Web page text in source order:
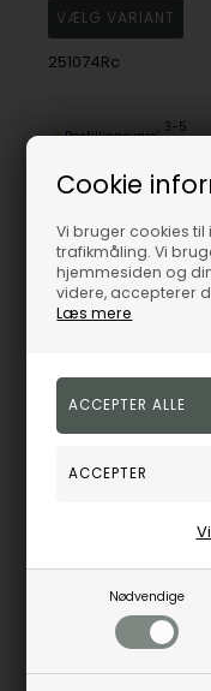
Cookie
Vi bruger cookies
trafikmåling. Vi
hjemmesiden og
videre, accepterer
Læs mere
Nødvendige
251074Rc
Bestillingsvare
3-5
19%
Blicher Fuglsang
251067Rc
Bestillingsvare